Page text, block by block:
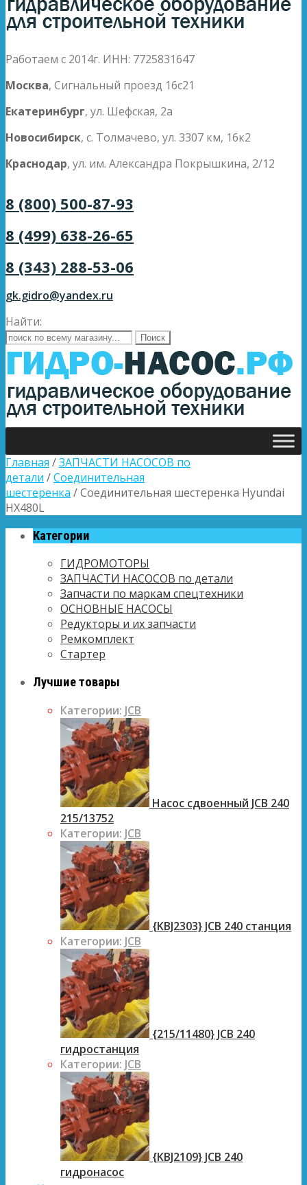
Работаем с 2014г. ИНН: 7725831647
Москва, Сигнальный проезд 16с21
Екатеринбург, ул. Шефская, 2а
Новосибирск, с. Толмачево, ул. 3307 км, 16к2
Краснодар, ул. им. Александра Покрышкина, 2/12
8 (800) 500-87-93
8 (499) 638-26-65
8 (343) 288-53-06
gk.gidro@yandex.ru
Найти:
Главная /ЗАПЧАСТИ НАСОСОВ по
детали /Соединительная
шестеренка / Соединительная шестеренка Hyundai
HX480L
Категории
ГИДРОМОТОРЫ
ЗАПЧАСТИ НАСОСОВ по детали
Запчасти по маркам спецтехники
ОСНОВНЫЕ НАСОСЫ
Редукторы и их запчасти
Ремкомплект
Стартер
Лучшие товары
Категории: JCB
Насос сдвоенный JCB 240
215/13752
Категории: JCB
{KBJ2303} JCB 240 станция
Категории: JCB
{215/11480} JCB 240
гидростанция
Категории: JCB
{KBJ2109} JCB 240
гидронасос